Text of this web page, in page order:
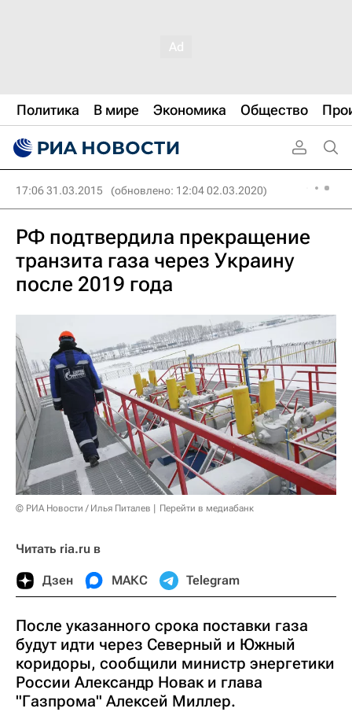
Политика В мире Экономика Общество
17:06 31.03.2015 (обновлено: 12:04 02.03.2020)
РФ подтвердила прекращение
транзита газа через Украину
после 2019 года
© РИА Новости / Илья Питалев Перейти в медиабанк
Читать ria.ru в
Дзен МАКС Telegram
После указанного срока поставки газа
будут идти через Северный и Южный
коридоры, сообщили министр энергетики
России Александр Новак и глава
"Газпрома" Алексей Миллер.